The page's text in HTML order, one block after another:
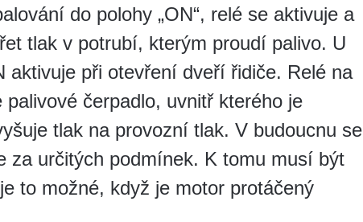
do polohy „ON“, relé se aktivuje a
tlak v potrubí, kterým proudí palivo. U
aktivuje při otevření dveří řidiče. Relé na
palivové čerpadlo, uvnitř kterého je
tlak na provozní tlak. V budoucnu se
za určitých podmínek. K tomu musí být
to možné, když je motor protáčený